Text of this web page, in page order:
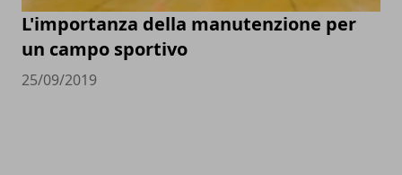
L'importanza della manutenzione per
un campo sportivo
25/09/2019